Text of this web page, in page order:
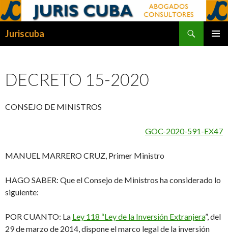
Juriscuba
DECRETO 15-2020
CONSEJO DE MINISTROS
GOC-2020-591-EX47
MANUEL MARRERO CRUZ, Primer Ministro
HAGO SABER: Que el Consejo de Ministros ha considerado lo
siguiente:
POR CUANTO: La Ley 118 “Ley de la Inversión Extranjera”, del
29 de marzo de 2014, dispone el marco legal de la inversión